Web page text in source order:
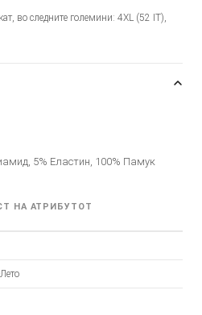
во следните големини: 4XL (52 IT),
5% Еластин, 100% Памук
НА АТРИБУТОТ